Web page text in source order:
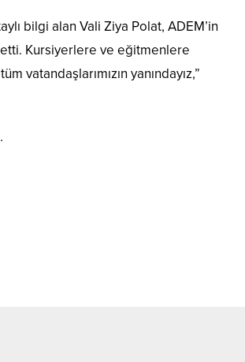
bilgi alan Vali Ziya Polat, ADEM’in
Kursiyerlere ve eğitmenlere
vatandaşlarımızın yanındayız,”